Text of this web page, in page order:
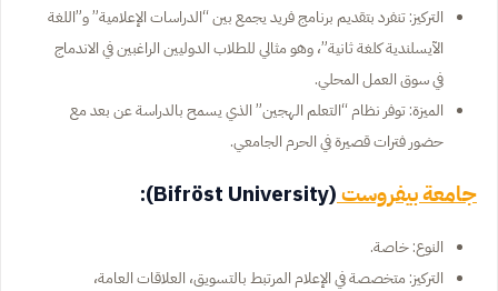
التركيز: تنفرد بتقديم برنامج فريد يجمع بين “الدراسات الإعلامية” و”اللغة
الآيسلندية كلغة ثانية”، وهو مثالي للطلاب الدوليين الراغبين في الاندماج
في سوق العمل المحلي.
الميزة: توفر نظام “التعلم الهجين” الذي يسمح بالدراسة عن بعد مع
حضور فترات قصيرة في الحرم الجامعي.
جامعة بيفروست(Bifröst University):
النوع: خاصة.
التركيز: متخصصة في الإعلام المرتبط بالتسويق، العلاقات العامة،